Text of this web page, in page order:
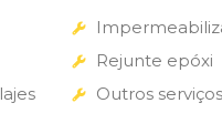
Rejunte epóxi
Outros